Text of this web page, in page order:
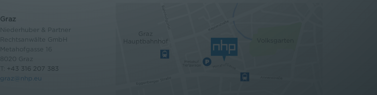
Graz
Niederhuber & Partner
Rechtsanwälte GmbH
Metahofgasse 16
8020 Graz
+43 316 207 383
graz@nhp.eu